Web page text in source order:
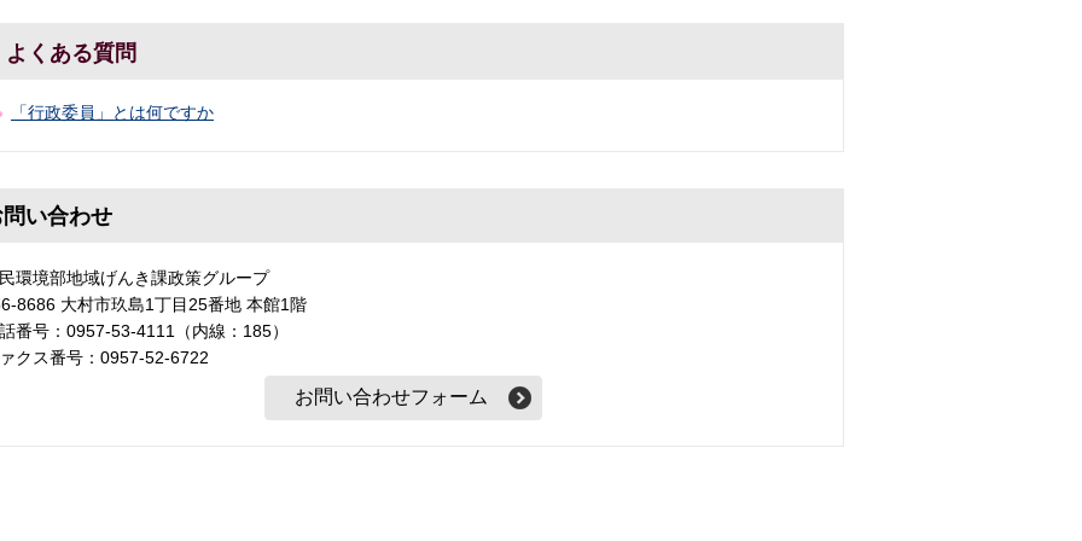
よくある質問
「行政委員」とは何ですか
問い合わせ
環境部地域げんき課政策グループ
8686 大村市玖島1丁目25番地 本館1階
番号：0957-53-4111（内線：185）
クス番号：0957-52-6722